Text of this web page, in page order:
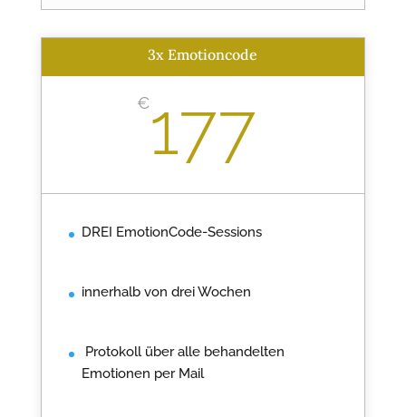
3x Emotioncode
€177
DREI EmotionCode-Sessions
innerhalb von drei Wochen
Protokoll über alle behandelten
Emotionen per Mail